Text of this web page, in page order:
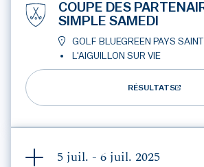
COUPE DES
SIMPLE SAMEDI
GOLF BLUEGREEN PAYS
L'AIGUILLON SUR VIE
RÉSULTATS
5 juil. - 6 juil. 2025